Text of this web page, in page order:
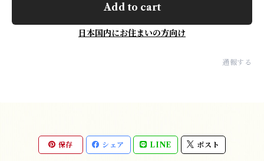
Add to cart
日本国内にお住まいの方向け
通報する
保存 シェア LINE ポスト